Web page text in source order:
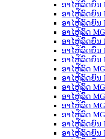
ອາໄຫຼ່ລົດຍົນ
ອາໄຫຼ່ລົດຍົນ
ອາໄຫຼ່ລົດຍົນ
ອາໄຫຼ່ລົດ
ອາໄຫຼ່ລົດຍົນ
ອາໄຫຼ່ລົດຍົນ
ອາໄຫຼ່ລົດຍົນ
ອາໄຫຼ່ລົດ
ອາໄຫຼ່ລົດຍົນ
ອາໄຫຼ່ລົດ
ອາໄຫຼ່ລົດ
ອາໄຫຼ່ລົດ
ອາໄຫຼ່ລົດ
ອາໄຫຼ່ລົດຍົນ
ອາໄຫຼ່ລົດຍົນ